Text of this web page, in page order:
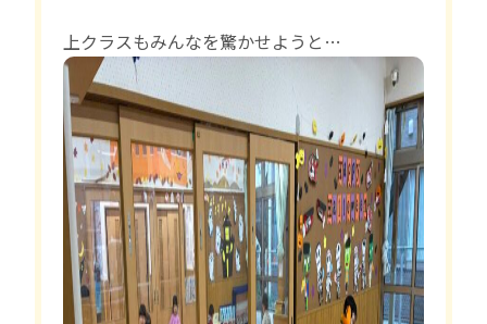
上クラスもみんなを驚かせようと…